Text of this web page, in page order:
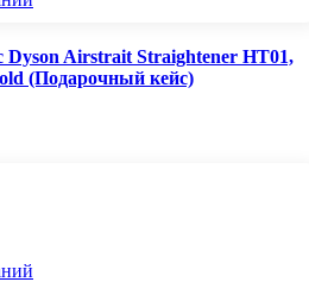
Airstrait Straightener HT01,
(Подарочный кейс)